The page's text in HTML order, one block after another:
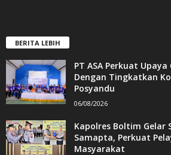
BERITA LEBIH
PT ASA Perkuat
Dengan Tingkatkan
Posyandu
06/08/2026
Kapolres Boltim Gelar
Samapta, Perkuat
Masyarakat